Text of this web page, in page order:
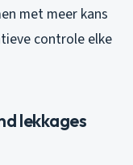
met meer kans
controle elke
lekkages